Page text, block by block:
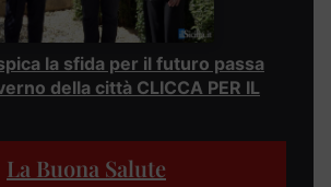
la sfida per il futuro passa
della città CLICCA PER IL
La Buona Salute